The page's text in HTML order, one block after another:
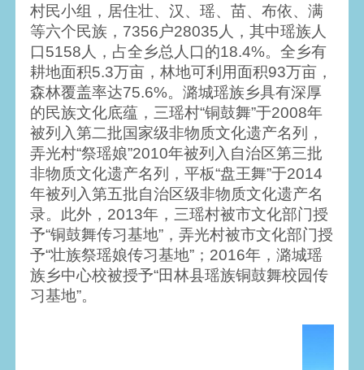
村民小组，居住壮、汉、瑶、苗、布依、满
等六个民族，7356户28035人，其中瑶族人
口5158人，占全乡总人口的18.4%。全乡有
耕地面积5.3万亩，林地可利用面积93万亩，
森林覆盖率达75.6%。潞城瑶族乡具有深厚
的民族文化底蕴，三瑶村“铜鼓舞”于2008年
被列入第二批国家级非物质文化遗产名列，
弄光村“祭瑶娘”2010年被列入自治区第三批
非物质文化遗产名列，平板“盘王舞”于2014
年被列入第五批自治区级非物质文化遗产名
录。此外，2013年，三瑶村被市文化部门授
予“铜鼓舞传习基地”，弄光村被市文化部门授
予“壮族祭瑶娘传习基地”；2016年，潞城瑶
族乡中心校被授予“田林县瑶族铜鼓舞校园传
习基地”。